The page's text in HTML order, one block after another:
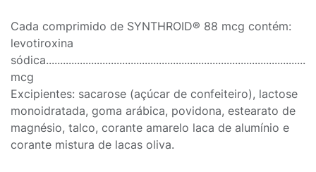
Cada comprimido de SYNTHROID® 88 mcg contém:
levotiroxina
mcg
Excipientes: sacarose (açúcar de confeiteiro), lactose
monoidratada, goma arábica, povidona, estearato de
magnésio, talco, corante amarelo laca de alumínio e
corante mistura de lacas oliva.